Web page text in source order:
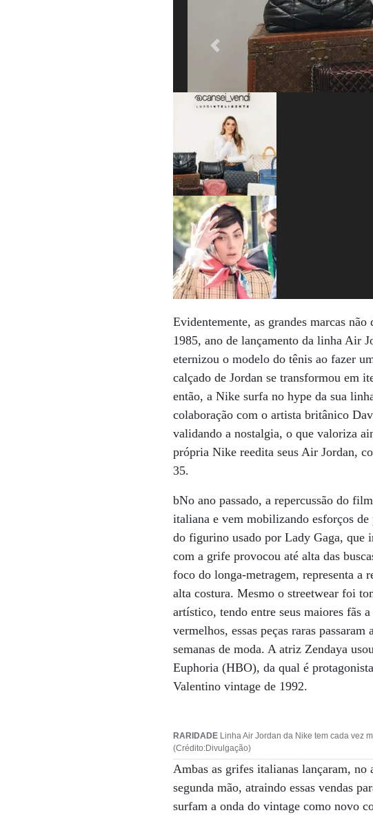
Previous
Evidentemente, as grandes marcas
1985, ano de lançamento da linha Air
eternizou o modelo do tênis ao fazer
calçado de Jordan se transformou em
então, a Nike surfa no hype da sua
colaboração com o artista britânico
validando a nostalgia, o que valoriza
própria Nike reedita seus Air Jordan,
35.
bNo ano passado, a repercussão do
italiana e vem mobilizando esforços
do figurino usado por Lady Gaga, que
com a grife provocou até alta das
foco do longa-metragem, representa a
alta costura. Mesmo o streetwear foi
artístico, tendo entre seus maiores fãs
vermelhos, essas peças raras
semanas de moda. A atriz Zendaya
Euphoria (HBO), da qual é
Valentino vintage de 1992.
RARIDADE Linha Air Jordan da Nike tem cada vez
(Crédito:Divulgação)
Ambas as grifes italianas lançaram, no
segunda mão, atraindo essas vendas
surfam a onda do vintage como novo